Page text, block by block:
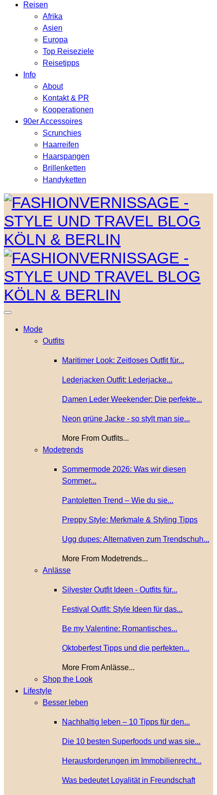
Reisen
Afrika
Asien
Europa
Top Reiseziele
Reisetipps
Info
About
Kontakt & PR
Kooperationen
90er Accessoires
Scrunchies
Haarreifen
Haarspangen
Brillenketten
Handyketten
Mode
Outfits
Maritimer Look: Zeitloses Outfit für...
Lederjacken Outfit: Lederjacke...
Damen Leder Weekender: Die perfekte...
Neon grüne Jacke - so stylt man sie...
More From Outfits...
Modetrends
Sommermode 2026: Was wir diesen
Sommer...
Pantoletten Trend – Wie du sie...
Preppy Style: Merkmale & Styling Tipps
Ugg dupes: Alternativen zum Trendschuh...
More From Modetrends...
Anlässe
Silvester Outfit Ideen - Outfits für...
Festival Outfit: Style Ideen für das...
Be my Valentine: Romantisches...
Oktoberfest Tipps und die perfekten...
More From Anlässe...
Shop the Look
Lifestyle
Besser leben
Nachhaltig leben – 10 Tipps für den...
Die 10 besten Superfoods und was sie...
Herausforderungen im Immobilienrecht...
Was bedeutet Loyalität in Freundschaft